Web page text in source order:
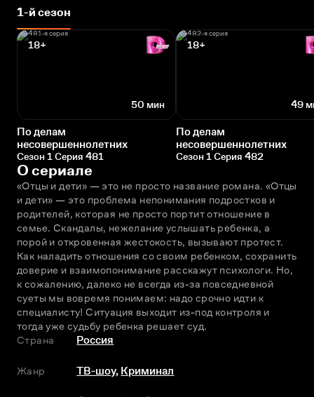
1-й сезон
18+
50 мин
По делам
несовершеннолетних
Сезон 1 Серия 481
18+
49
По делам
несовершеннолетних
Сезон 1 Серия 482
О сериале
«Отцы и дети» — это не просто название романа. «Отцы
и дети» — это проблема непонимания подростков и
родителей, которая не просто портит отношение в
семье. Скандалы, нежелание услышать ребенка, а
порой и откровенная жестокость, вызывают протест.
Как наладить отношения со своим ребенком, сохранить
доверие и взаимопонимание расскажут психологи. Но,
к сожалению, далеко не всегда из-за повседневной
суеты мы вовремя понимаем: надо срочно идти к
специалисту! Ситуация выходит из-под контроля и
тогда уже судьбу ребенка решает суд.
Страна
Россия
Жанр ТВ-шоу, Криминал